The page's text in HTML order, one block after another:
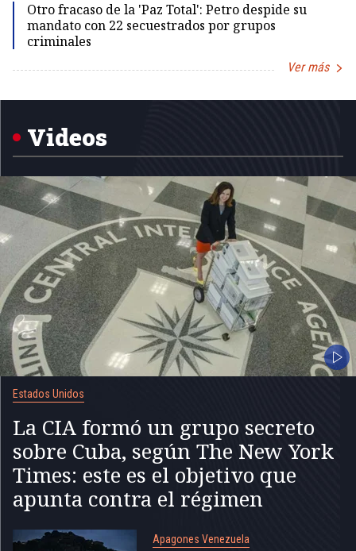
Otro fracaso de la 'Paz Total': Petro despide su
mandato con 22 secuestrados por grupos
criminales
Ver más
1
Videos
Estados Unidos
La CIA formó un grupo secreto
sobre Cuba, según The New York
Times: este es el objetivo que
apunta contra el régimen
Apagones Venezuela